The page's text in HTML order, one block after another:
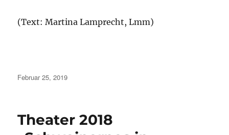
(Text: Martina Lamprecht, Lmm)
Veröffentlicht
Februar 25, 2019
Theater 2018